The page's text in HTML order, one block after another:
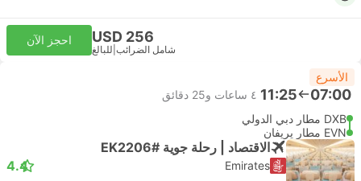
USD 256
شامل الضرائب للبالغ
احجز الآن
الأسرع
07:00
11:25 ٤ ساعات و‫25 دقائق
DXB مطار دبي الدولي
EVN مطار يريفان
الاقتصاد | رحلة جوية #EK2206
Emirates
4.4